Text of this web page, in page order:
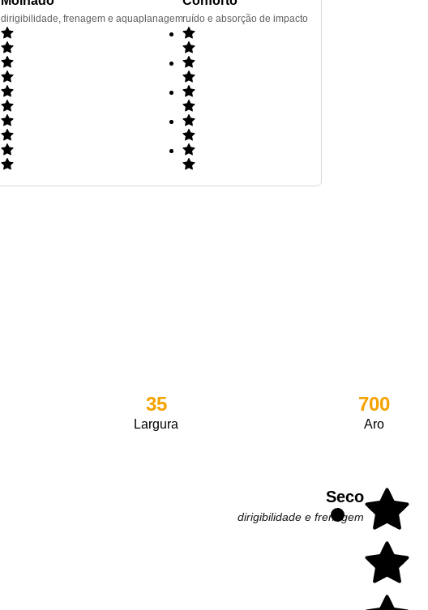
dirigibilidade, frenagem e aquaplanagemruído e absorção de impacto
35
Largura
700
Aro
Seco
dirigibilidade e frenagem